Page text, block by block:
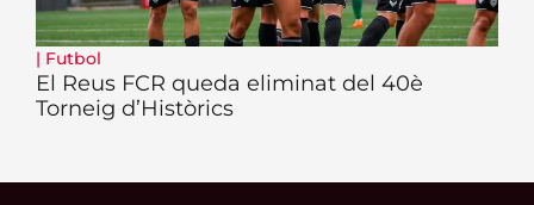
| Futbol
El Reus FCR queda eliminat del 40è
Torneig d’Històrics